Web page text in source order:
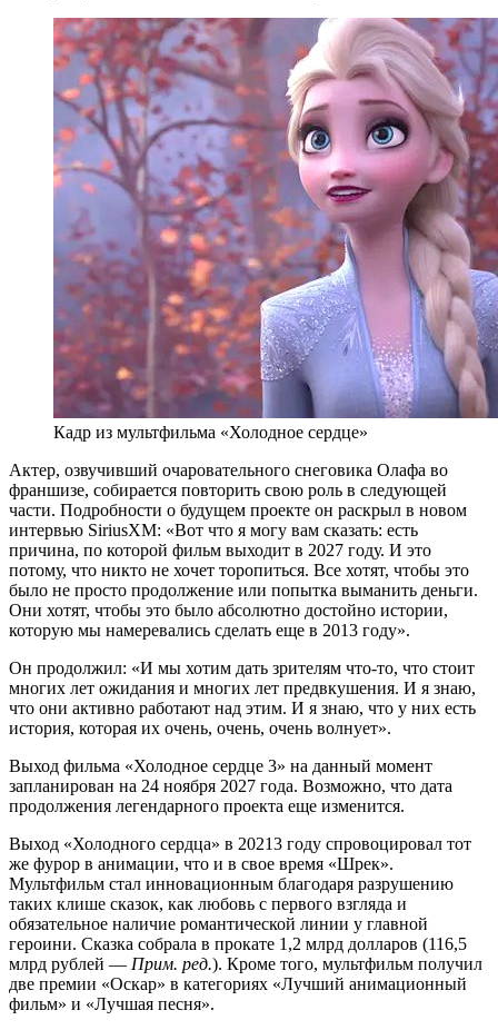
Кадр из мультфильма «Холодное сердце»
Актер, озвучивший очаровательного снеговика Олафа во
франшизе, собирается повторить свою роль в следующей
части. Подробности о будущем проекте он раскрыл в новом
интервью SiriusXM: «Вот что я могу вам сказать: есть
причина, по которой фильм выходит в 2027 году. И это
потому, что никто не хочет торопиться. Все хотят, чтобы это
было не просто продолжение или попытка выманить деньги.
Они хотят, чтобы это было абсолютно достойно истории,
которую мы намеревались сделать еще в 2013 году».
Он продолжил: «И мы хотим дать зрителям что-то, что стоит
многих лет ожидания и многих лет предвкушения. И я знаю,
что они активно работают над этим. И я знаю, что у них есть
история, которая их очень, очень, очень волнует».
Выход фильма «Холодное сердце 3» на данный момент
запланирован на 24 ноября 2027 года. Возможно, что дата
продолжения легендарного проекта еще изменится.
Выход «Холодного сердца» в 20213 году спровоцировал тот
же фурор в анимации, что и в свое время «Шрек».
Мультфильм стал инновационным благодаря разрушению
таких клише сказок, как любовь с первого взгляда и
обязательное наличие романтической линии у главной
героини. Сказка собрала в прокате 1,2 млрд долларов (116,5
млрд рублей — Прим. ред.). Кроме того, мультфильм получил
две премии «Оскар» в категориях «Лучший анимационный
фильм» и «Лучшая песня».